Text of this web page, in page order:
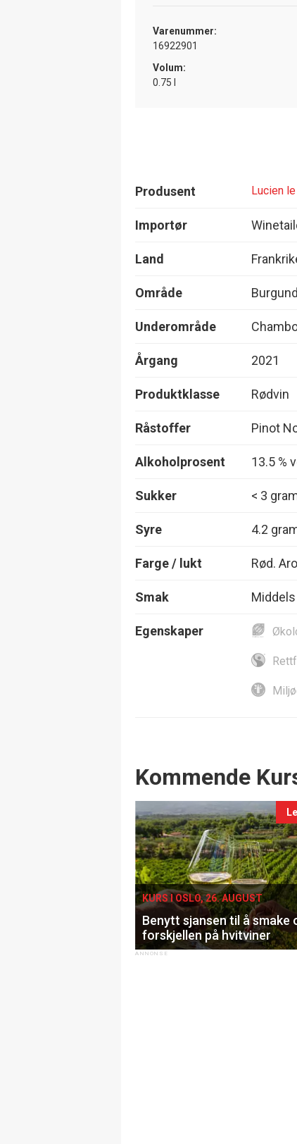
Varenummer:
16922901
Volum:
0.75 l
Produsent Lucien
Importør
Land
Område Burgund
Underområde
Årgang 2021
Produktklasse Rødvin
Råstoffer Pinot
Alkoholprosent 13.5 %
Sukker < 3
Syre 4.2
Farge / lukt Rød.
Smak
Egenskaper
Events
Kommende
KURS I OSLO, 26. AUGUST
Benytt sjansen til å smake
forskjellen på hvitviner